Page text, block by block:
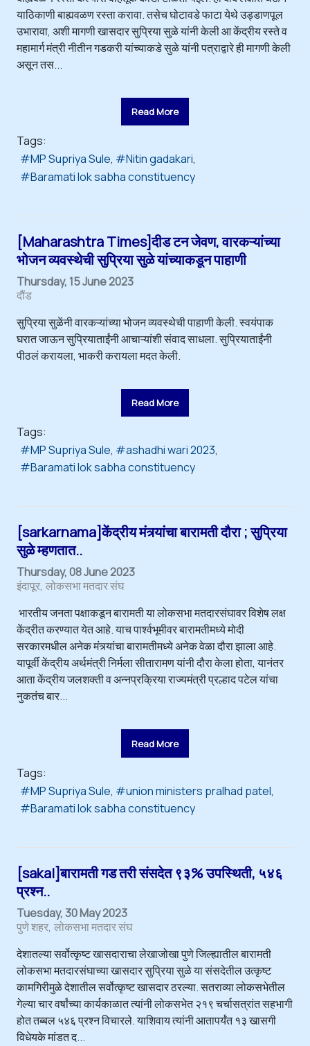
याठिकाणी बाह्यवळण रस्ता करावा. तसेच घोटावडे फाटा येथे उड्डाणपूल
उभारावा, अशी मागणी खासदार सुप्रिया सुळे यांनी केली आ केंद्रीय रस्ते व
महामार्ग मंत्री नीतीन गडकरी यांच्याकडे सुळे यांनी पत्राद्वारे ही मागणी केली
असून तस...
Read More
Tags:
MP Supriya Sule
Nitin gadakari
Baramati lok sabha constituency
[Maharashtra Times]दीड टन जेवण, वारकऱ्यांच्या
भोजन व्यवस्थेची सुप्रिया सुळे यांच्याकडून पाहाणी
Thursday, 15 June 2023
दौंड
सुप्रिया सुळेंनी वारकऱ्यांच्या भोजन व्यवस्थेची पाहाणी केली. स्वयंपाक
घरात जाऊन सुप्रियाताईंनी आचाऱ्यांशी संवाद साधला. सुप्रियाताईंनी
पीठलं करायला, भाकरी करायला मदत केली.
Read More
Tags:
MP Supriya Sule
ashadhi wari 2023
Baramati lok sabha constituency
[sarkarnama]केंद्रीय मंत्र्यांचा बारामती दौरा ; सुप्रिया
सुळे म्हणतात..
Thursday, 08 June 2023
इंदापूर लोकसभा मतदार संघ
भारतीय जनता पक्षाकडून बारामती या लोकसभा मतदारसंघावर विशेष लक्ष
केंद्रीत करण्यात येत आहे. याच पार्श्वभूमीवर बारामतीमध्ये मोदी
सरकारमधील अनेक मंत्र्यांचा बारामतीमध्ये अनेक वेळा दौरा झाला आहे.
यापूर्वी केंद्रीय अर्थमंत्री निर्मला सीतारामण यांनी दौरा केला होता, यानंतर
आता केंद्रीय जलशक्ती व अन्नप्रक्रिया राज्यमंत्री प्रल्हाद पटेल यांचा
नुकतंच बार...
Read More
Tags:
MP Supriya Sule
union ministers pralhad patel
Baramati lok sabha constituency
[sakal]बारामती गड तरी संसदेत ९३% उपस्थिती, ५४६
प्रश्न..
Tuesday, 30 May 2023
पुणे शहर लोकसभा मतदार संघ
देशातल्या सर्वोत्कृष्ट खासदाराचा लेखाजोखा पुणे जिल्ह्यातील बारामती
लोकसभा मतदारसंघाच्या खासदार सुप्रिया सुळे या संसदेतील उत्कृष्ट
कामगिरीमुळे देशातील सर्वोत्कृष्ट खासदार ठरल्या. सतराव्या लोकसभेतील
गेल्या चार वर्षांच्या कार्यकाळात त्यांनी लोकसभेत २१९ चर्चासत्रांत सहभागी
होत तब्बल ५४६ प्रश्न विचारले. याशिवाय त्यांनी आतापर्यंत १३ खासगी
विधेयके मांडत द...